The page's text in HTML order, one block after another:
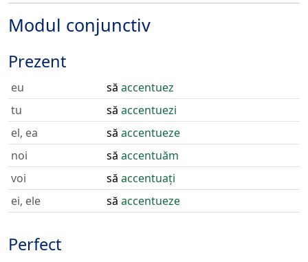
Modul conjunctiv
Prezent
eu să accentuez
tu
să accentuezi
el, ea
să accentueze
noi
să accentuăm
voi
să accentuați
ei, ele
să accentueze
Perfect